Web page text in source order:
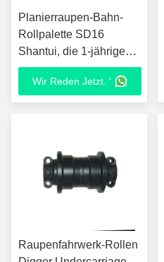
Planierraupen-Bahn-
Rollpalette SD16
Shantui, die 1-jährige
Garantie verpackt
Wir Reden Jetzt. '
Raupenfahrwerk-Rollen